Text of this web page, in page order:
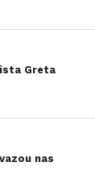
Greta
nas